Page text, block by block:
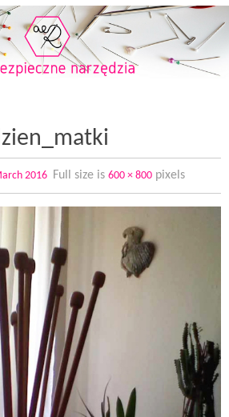
2016 Full size is 600 × 800pixels